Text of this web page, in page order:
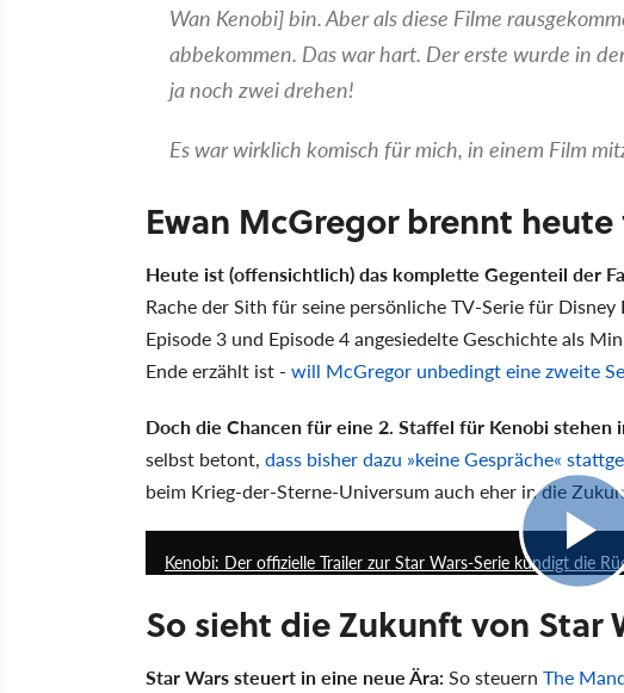
Wan Kenobi] bin. Aber als diese Filme
abbekommen. Das war hart. Der erste wurde in
ja noch zwei drehen!
Es war wirklich komisch für mich, in einem Film
Ewan McGregor brennt heute
Heute ist (offensichtlich) das komplette Gegenteil der
Rache der Sith für seine persönliche TV-Serie für
Episode 3 und Episode 4 angesiedelte Geschichte als
Ende erzählt ist - will McGregor unbedingt eine zweite
Doch die Chancen für eine 2. Staffel für Kenobi stehen
selbst betont, dass bisher dazu keine Gespräche
beim Krieg-der-Sterne-Universum auch eher in die
Kenobi: Der offizielle Trailer zur Star Wars-Serie kündigt die
So sieht die Zukunft von Star
Star Wars steuert in eine neue Ära:So steuern The